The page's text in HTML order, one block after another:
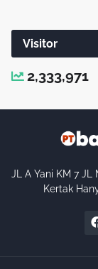
Visitor
2,333,971
JL A Yani KM 7 JL
Kertak